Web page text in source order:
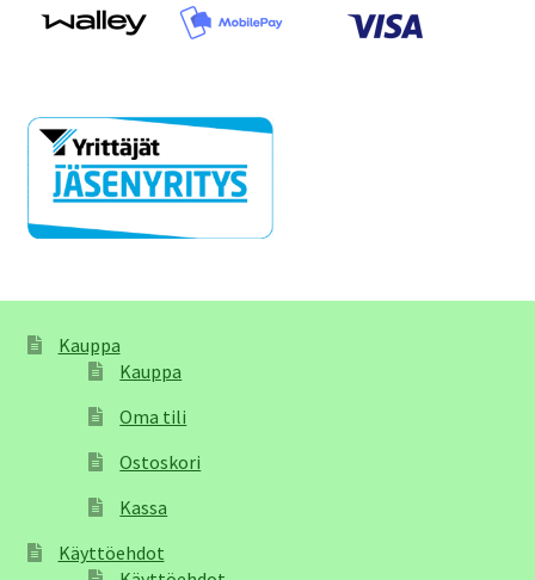
Kauppa
Kauppa
Oma tili
Ostoskori
Kassa
Käyttöehdot